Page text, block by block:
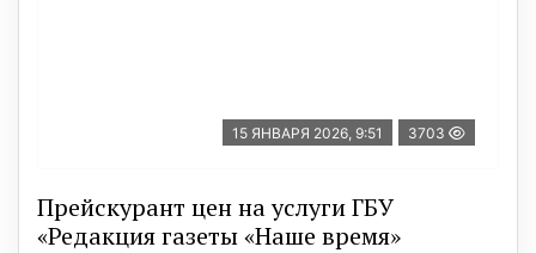
15 ЯНВАРЯ 2026, 9:51 3703
Прейскурант цен на услуги ГБУ
«Редакция газеты «Наше время»